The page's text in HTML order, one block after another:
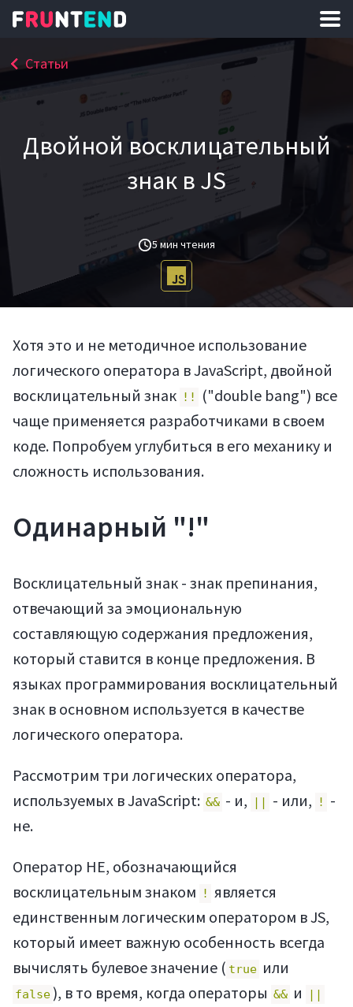
Двойной восклицательный
знак в JS
5 мин чтения
Статьи
Хотя это и не методичное использование
логического оператора в JavaScript, двойной
восклицательный знак !!
("double bang") все
чаще применяется разработчиками в своем
коде. Попробуем углубиться в его механику и
сложность использования.
Одинарный "!"
Восклицательный знак - знак препинания,
отвечающий за эмоциональную
составляющую содержания предложения,
который ставится в конце предложения. В
языках программирования восклицательный
знак в основном используется в качестве
логического оператора.
Рассмотрим три логических оператора,
используемых в JavaScript: && - и, || - или, !
-
не.
Оператор НЕ, обозначающийся
восклицательным знаком
! является
единственным логическим оператором в JS,
который имеет важную особенность всегда
вычислять булевое значение ( true или
false ), в то время, когда операторы && и ||